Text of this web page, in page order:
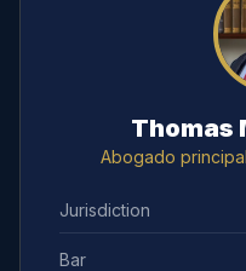
Thomas
Abogado principal
Jurisdiction
Bar